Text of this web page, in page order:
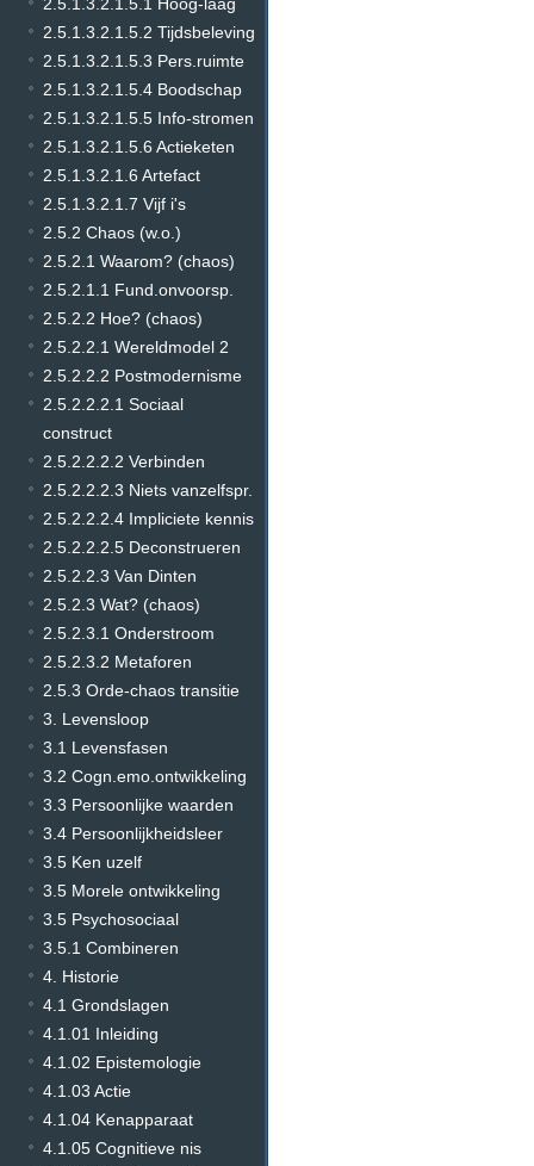
2.5.1.3.2.1.5.2 Tijdsbeleving
2.5.1.3.2.1.5.3 Pers.ruimte
2.5.1.3.2.1.5.4 Boodschap
2.5.1.3.2.1.5.5 Info-stromen
2.5.1.3.2.1.5.6 Actieketen
2.5.1.3.2.1.6 Artefact
2.5.1.3.2.1.7 Vijf i's
2.5.2 Chaos (w.o.)
2.5.2.1 Waarom? (chaos)
2.5.2.1.1 Fund.onvoorsp.
2.5.2.2 Hoe? (chaos)
2.5.2.2.1 Wereldmodel 2
2.5.2.2.2 Postmodernisme
2.5.2.2.2.1 Sociaal
construct
2.5.2.2.2.2 Verbinden
2.5.2.2.2.3 Niets vanzelfspr.
2.5.2.2.2.4 Impliciete kennis
2.5.2.2.2.5 Deconstrueren
2.5.2.2.3 Van Dinten
2.5.2.3 Wat? (chaos)
2.5.2.3.1 Onderstroom
2.5.2.3.2 Metaforen
2.5.3 Orde-chaos transitie
3. Levensloop
3.1 Levensfasen
3.2 Cogn.emo.ontwikkeling
3.3 Persoonlijke waarden
3.4 Persoonlijkheidsleer
3.5 Ken uzelf
3.5 Morele ontwikkeling
3.5 Psychosociaal
3.5.1 Combineren
4. Historie
4.1 Grondslagen
4.1.01 Inleiding
4.1.02 Epistemologie
4.1.03 Actie
4.1.04 Kenapparaat
4.1.05 Cognitieve nis